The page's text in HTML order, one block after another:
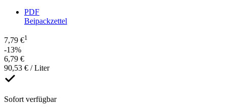
PDF
Beipackzettel
7,79 €1
-13%
6,79 €
90,53 € / Liter
Sofort verfügbar